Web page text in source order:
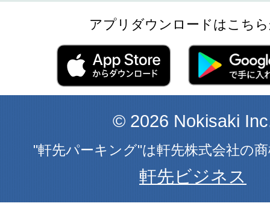
アプリダウンロードはこち
© 2026 Nokisaki
"軒先パーキング"は軒先株式会社の
軒先ビジネス